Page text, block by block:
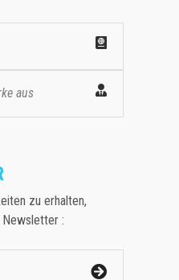
aus
zu erhalten,
Newsletter :